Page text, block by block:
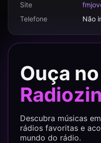
Site
Telefone
Não
Ouça
Radiozin
Descubra músicas
rádios favoritas e
mundo do rádio.